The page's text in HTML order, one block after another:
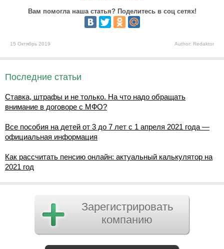
Вам помогла наша статья? Поделитесь в соц сетях!
15 Октябрь 2019 Author: Redaktor
Последние статьи
Ставка, штрафы и не только. На что надо обращать
внимание в договоре с МФО?
Все пособия на детей от 3 до 7 лет с 1 апреля 2021 года —
официальная информация
Как рассчитать пенсию онлайн: актуальный калькулятор на
2021 год
Зарегистрировать
компанию